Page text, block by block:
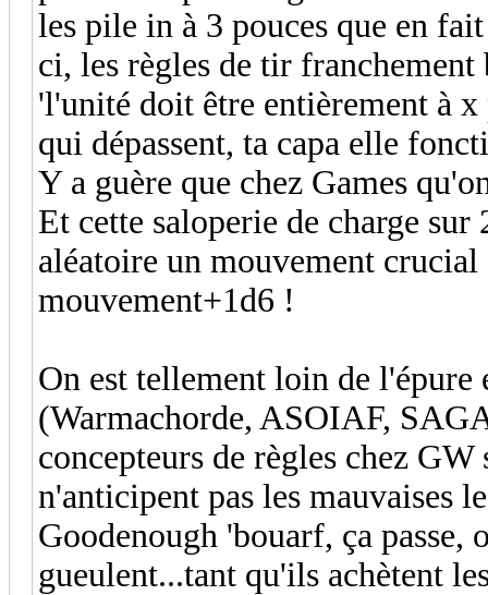
les pile in à 3 pouces que en
ci, les règles de tir
'l'unité doit être entièrement à
qui dépassent, ta capa elle
Y a guère que chez Games
Et cette saloperie de charge
aléatoire un mouvement
mouvement+1d6 !
On est tellement loin de
(Warmachorde, ASOIAF,
concepteurs de règles chez
n'anticipent pas les mauvaises
Goodenough 'bouarf, ça passe,
gueulent...tant qu'ils achètent